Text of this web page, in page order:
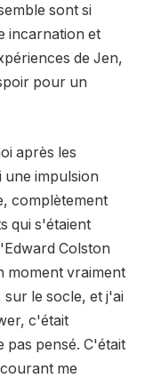
sont si
incarnation et
de Jen,
pour un
après les
une impulsion
complètement
qui s'étaient
Colston
moment vraiment
sur le socle, et j'ai
c'était
pas pensé. C'était
me